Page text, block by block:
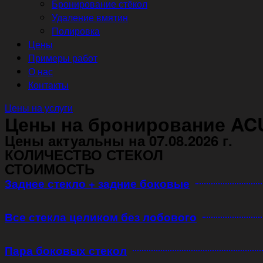
Бронирование стёкол
Удаление вмятин
Полировка
Цены
Примеры работ
О нас
Контакты
Цены на услуги
Цены на бронирование
Цены актуальны на 07.08.2026 г.
КОЛИЧЕСТВО СТЕКОЛ
СТОИМОСТЬ
Заднее стекло + задние боковые
Все стекла целиком без лобового
Пара боковых стекол